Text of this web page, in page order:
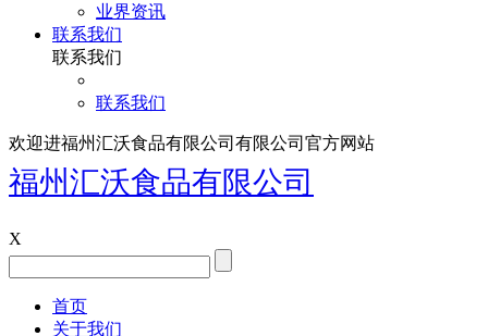
业界资讯
联系我们
联系我们
联系我们
欢迎进福州汇沃食品有限公司有限公司官方网站
福州汇沃食品有限公司
X
首页
关于我们